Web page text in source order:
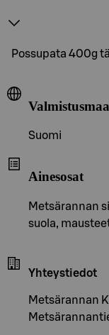
Possupata 400g
Valmistusmaa
Suomi
Ainesosat
Metsärannan
suola,
Yhteystiedot
Metsärannan